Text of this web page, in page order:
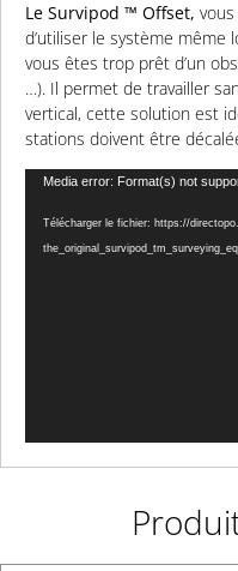
Le Survipod ™ Offset,
d’utiliser le système même
vous êtes trop prêt d’un
…). Il permet de travailler
vertical, cette solution est
stations doivent être
Lecteur
Media error: Format(s) not
Télécharger le fichier: https://